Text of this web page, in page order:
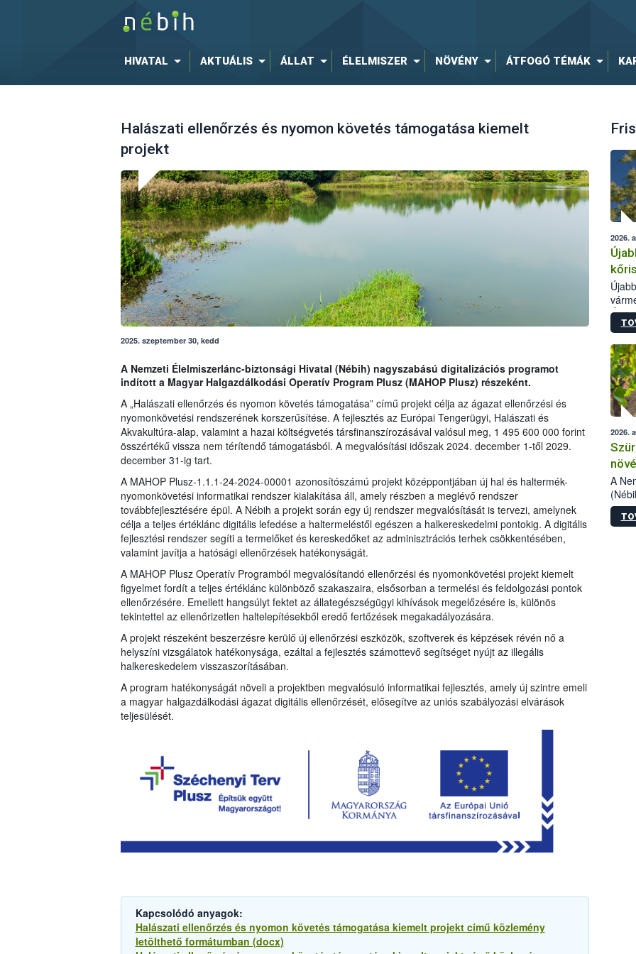
HIVATAL AKTUÁLIS ÁLLAT ÉLELMISZER NÖVÉNY ÁTFOGÓ TÉMÁK
Halászati ellenőrzés és nyomon követés támogatása kiemelt
projekt
2025. szeptember 30, kedd
A Nemzeti Élelmiszerlánc-biztonsági Hivatal (Nébih) nagyszabású digitalizációs programot
indított a Magyar Halgazdálkodási Operatív Program Plusz (MAHOP Plusz) részeként.
A „Halászati ellenőrzés és nyomon követés támogatása” című projekt célja az ágazat ellenőrzési és
nyomonkövetési rendszerének korszerűsítése. A fejlesztés az Európai Tengerügyi, Halászati és
Akvakultúra-alap, valamint a hazai költségvetés társfinanszírozásával valósul meg, 1 495 600 000 forint
összértékű vissza nem térítendő támogatásból. A megvalósítási időszak 2024. december 1-től 2029.
december 31-ig tart.
A MAHOP Plusz-1.1.1-24-2024-00001 azonosítószámú projekt középpontjában új hal és haltermék-
nyomonkövetési informatikai rendszer kialakítása áll, amely részben a meglévő rendszer
továbbfejlesztésére épül. A Nébih a projekt során egy új rendszer megvalósítását is tervezi, amelynek
célja a teljes értéklánc digitális lefedése a haltermeléstől egészen a halkereskedelmi pontokig. A digitális
fejlesztési rendszer segíti a termelőket és kereskedőket az adminisztrációs terhek csökkentésében,
valamint javítja a hatósági ellenőrzések hatékonyságát.
A MAHOP Plusz Operatív Programból megvalósítandó ellenőrzési és nyomonkövetési projekt kiemelt
figyelmet fordít a teljes értéklánc különböző szakaszaira, elsősorban a termelési és feldolgozási pontok
ellenőrzésére. Emellett hangsúlyt fektet az állategészségügyi kihívások megelőzésére is, különös
tekintettel az ellenőrizetlen haltelepítésekből eredő fertőzések megakadályozására.
A projekt részeként beszerzésre kerülő új ellenőrzési eszközök, szoftverek és képzések révén nő a
helyszíni vizsgálatok hatékonysága, ezáltal a fejlesztés számottevő segítséget nyújt az illegális
halkereskedelem visszaszorításában.
A program hatékonyságát növeli a projektben megvalósuló informatikai fejlesztés, amely új szintre emeli
a magyar halgazdálkodási ágazat digitális ellenőrzését, elősegítve az uniós szabályozási elvárások
teljesülését.
Kapcsolódó anyagok:
Halászati ellenőrzés és nyomon követés támogatása kiemelt projekt című közlemény
letölthető formátumban (docx)
2026.
2026.
A